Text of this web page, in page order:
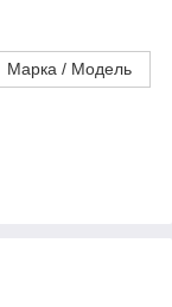
Марка / Модель